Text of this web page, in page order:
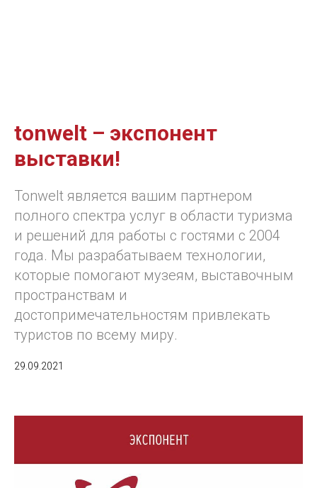
tonwelt – экспонент
выставки!
Tonwelt является вашим партнером
полного спектра услуг в области туризма
и решений для работы с гостями с 2004
года. Мы разрабатываем технологии,
которые помогают музеям, выставочным
пространствам и
достопримечательностям привлекать
туристов по всему миру.
29.09.2021